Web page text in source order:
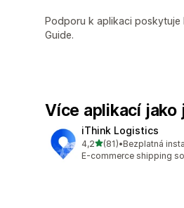
Podporu k aplikaci poskytuje
Guide.
Více aplikací jako
iThink Logistics
4,2z 5 hvězd
(81)
Celkový počet recenzí:
•Bezplatná
E-commerce shipping